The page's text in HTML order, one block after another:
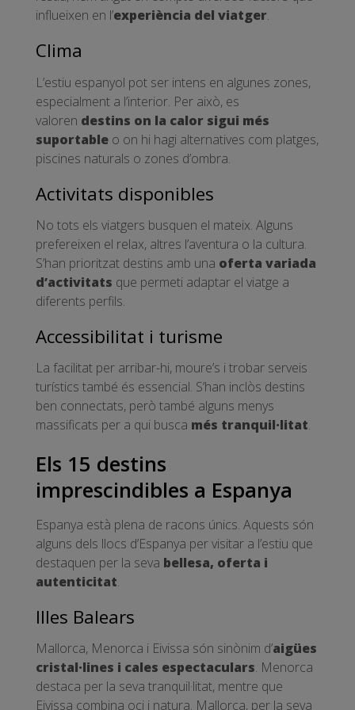
influeixen en l’experiència del viatger.
Clima
L’estiu espanyol pot ser intens en algunes zones,
especialment a l’interior. Per això, es
valoren destins on la calor sigui més
suportable o on hi hagi alternatives com platges,
piscines naturals o zones d’ombra.
Activitats disponibles
No tots els viatgers busquen el mateix. Alguns
prefereixen el relax, altres l’aventura o la cultura.
S’han prioritzat destins amb una oferta variada
d’activitats que permeti adaptar el viatge a
diferents perfils.
Accessibilitat i turisme
La facilitat per arribar-hi, moure’s i trobar serveis
turístics també és essencial. S’han inclòs destins
ben connectats, però també alguns menys
massificats per a qui busca més tranquil·litat.
Els 15 destins
imprescindibles a Espanya
Espanya està plena de racons únics. Aquests són
alguns dels llocs d’Espanya per visitar a l’estiu que
destaquen per la seva bellesa, oferta i
autenticitat.
Illes Balears
Mallorca, Menorca i Eivissa són sinònim d’aigües
cristal·lines i cales espectaculars. Menorca
destaca per la seva tranquil·litat, mentre que
Eivissa combina oci i natura. Mallorca, per la seva